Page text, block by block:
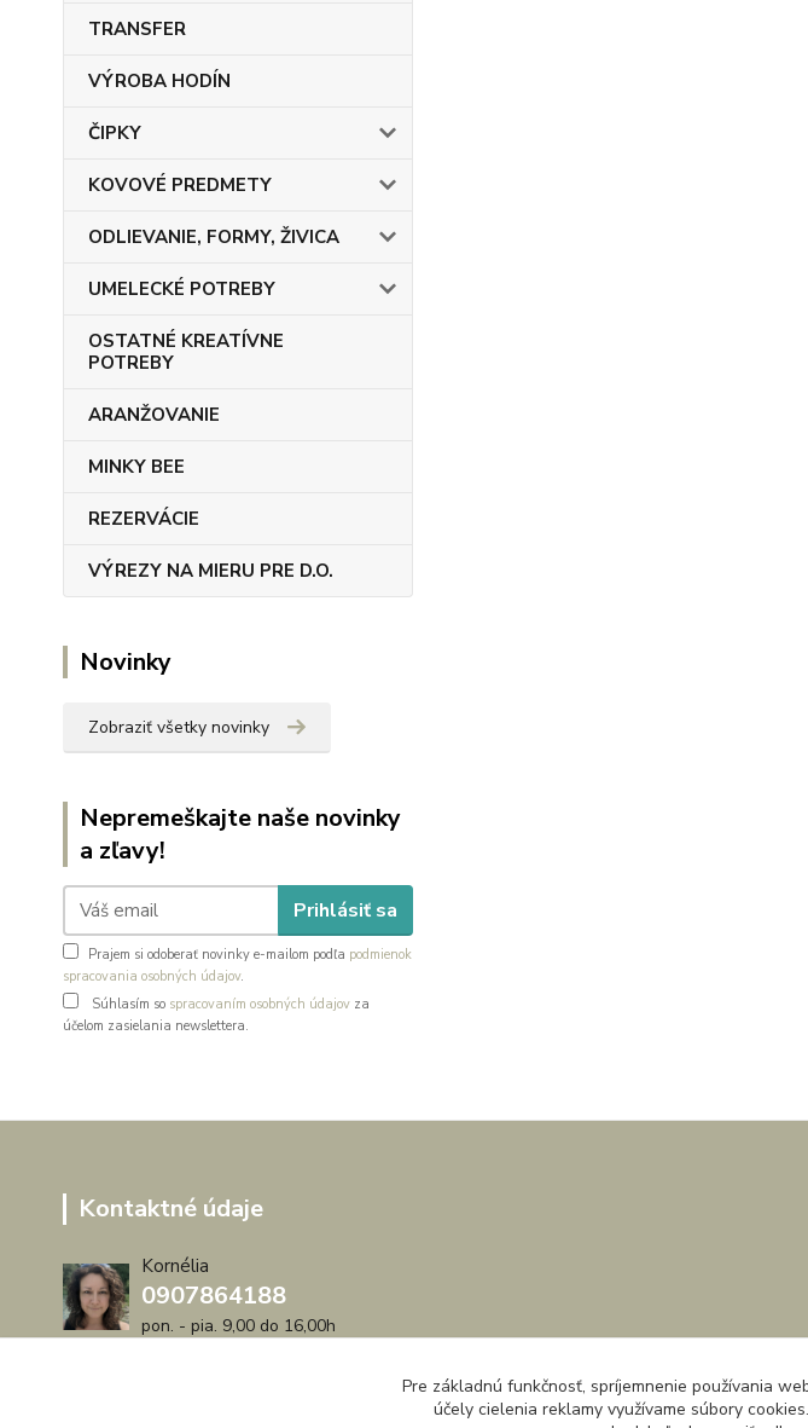
TRANSFER
VÝROBA HODÍN
ČIPKY
KOVOVÉ PREDMETY
ODLIEVANIE, FORMY, ŽIVICA
UMELECKÉ POTREBY
OSTATNÉ KREATÍVNE
POTREBY
ARANŽOVANIE
MINKY BEE
REZERVÁCIE
VÝREZY NA MIERU PRE D.O.
Novinky
Zobraziť všetky novinky
Nepremeškajte naše novinky
a zľavy!
Prihlásiť sa
Prajem si odoberať novinky e-mailom podľa podmienok
spracovania osobných údajov.
Súhlasím so spracovaním osobných údajov za
účelom zasielania newslettera.
Kontaktné údaje
Kornélia
0907864188
pon. - pia. 9,00 do 16,00h
Pre základnú funkčnosť, spríjemnenie používania
účely cielenia reklamy využívame súbory